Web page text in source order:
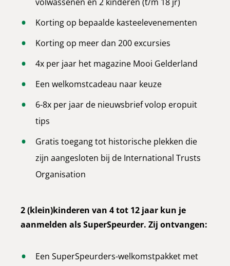
Korting op bepaalde kasteelevenementen
Korting op meer dan 200 excursies
4x per jaar het magazine Mooi Gelderland
Een welkomstcadeau naar keuze
6-8x per jaar de nieuwsbrief volop eropuit
tips
Gratis toegang tot historische plekken die
zijn aangesloten bij de International Trusts
Organisation
2 (klein)kinderen van 4 tot 12 jaar kun je
aanmelden als SuperSpeurder. Zij ontvangen:
Een SuperSpeurders-welkomstpakket met